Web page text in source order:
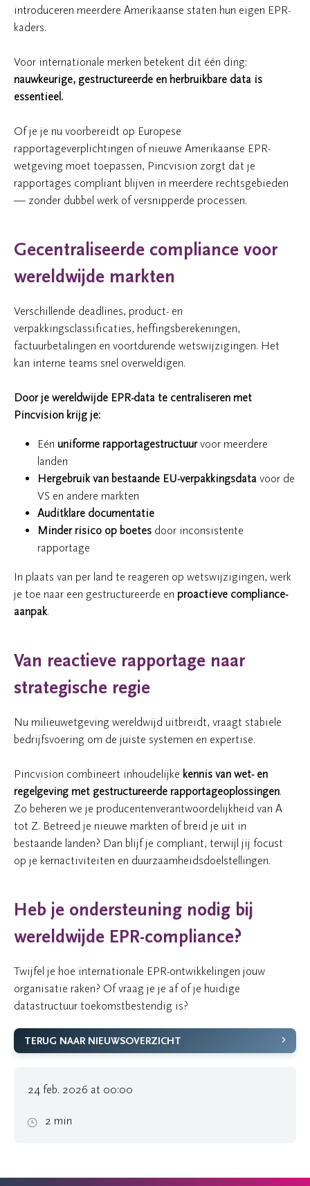
introduceren meerdere Amerikaanse staten hun eigen EPR-
kaders.
Voor internationale merken betekent dit één ding:
nauwkeurige, gestructureerde en herbruikbare data is
essentieel.
Of je je nu voorbereidt op Europese
rapportageverplichtingen of nieuwe Amerikaanse EPR-
wetgeving moet toepassen, Pincvision zorgt dat je
rapportages compliant blijven in meerdere rechtsgebieden
— zonder dubbel werk of versnipperde processen.
Gecentraliseerde compliance voor
wereldwijde markten
Verschillende deadlines, product- en
verpakkingsclassificaties, heffingsberekeningen,
factuurbetalingen en voortdurende wetswijzigingen. Het
kan interne teams snel overweldigen.
Door je wereldwijde EPR-data te centraliseren met
Pincvision krijg je:
Eén uniforme rapportagestructuurvoor meerdere
landen
Hergebruik van bestaande EU-verpakkingsdata voor de
VS en andere markten
Auditklare documentatie
Minder risico op boetes door inconsistente
rapportage
In plaats van per land te reageren op wetswijzigingen, werk
je toe naar een gestructureerde en proactieve compliance-
aanpak.
Van reactieve rapportage naar
strategische regie
Nu milieuwetgeving wereldwijd uitbreidt, vraagt stabiele
bedrijfsvoering om de juiste systemen en expertise.
Pincvision combineert inhoudelijke kennis van wet- en
regelgeving met gestructureerde rapportageoplossingen.
Zo beheren we je producentenverantwoordelijkheid van A
tot Z. Betreed je nieuwe markten of breid je uit in
bestaande landen? Dan blijf je compliant, terwijl jij focust
op je kernactiviteiten en duurzaamheidsdoelstellingen.
Heb je ondersteuning nodig bij
wereldwijde EPR-compliance?
Twijfel je hoe internationale EPR-ontwikkelingen jouw
organisatie raken? Of vraag je je af of je huidige
datastructuur toekomstbestendig is?
24 feb. 2026 at 00:00
2 min
TERUG NAAR NIEUWSOVERZICHT